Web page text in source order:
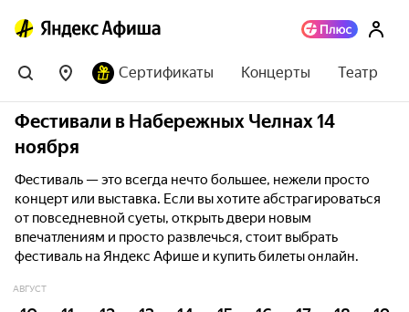
Сертификаты Концерты Театр
Фестивали в Набережных Челнах 14
ноября
Фестиваль — это всегда нечто большее, нежели просто
концерт или выставка. Если вы хотите абстрагироваться
от повседневной суеты, открыть двери новым
впечатлениям и просто развлечься, стоит выбрать
фестиваль на Яндекс Афише и купить билеты онлайн.
АВГУСТ